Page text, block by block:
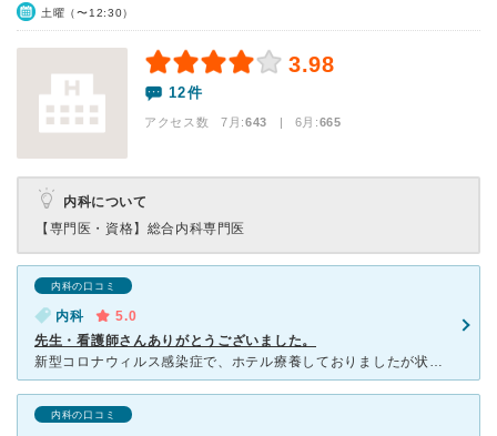
土曜（〜12:30）
3.98
12件
アクセス数 7月:643 | 6月:665
内科について
【専門医・資格】 総合内科専門医
内科の口コミ
内科
5.0
先生・看護師さんありがとうございました。
新型コロナウィルス感染症で、ホテル療養しておりましたが状況が悪化。入院しどうなるか心配でしたが、親切で分かりやすい先生からの説明、とても親身になって看護してくださったすべての看護師さん、毎日部屋の掃除
内科の口コミ